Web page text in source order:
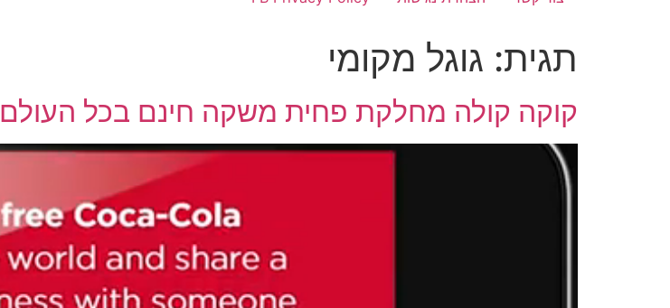
תגית: גוגל מקומי
קוקה קולה מחלקת פחית משקה חינם בכל העולם